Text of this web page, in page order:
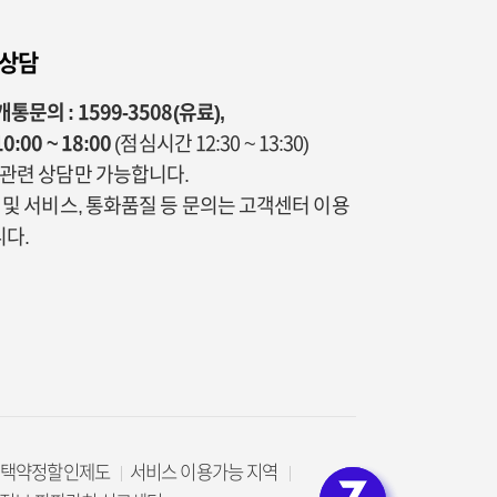
담
통문의 : 1599-3508(유료),
~ 18:00 (점심시간 12:30 ~ 13:30)
련 상담만 가능합니다.
및 서비스, 통화품질 등 문의는 고객센터 이용
다.
약정할인제도
서비스 이용가능 지역